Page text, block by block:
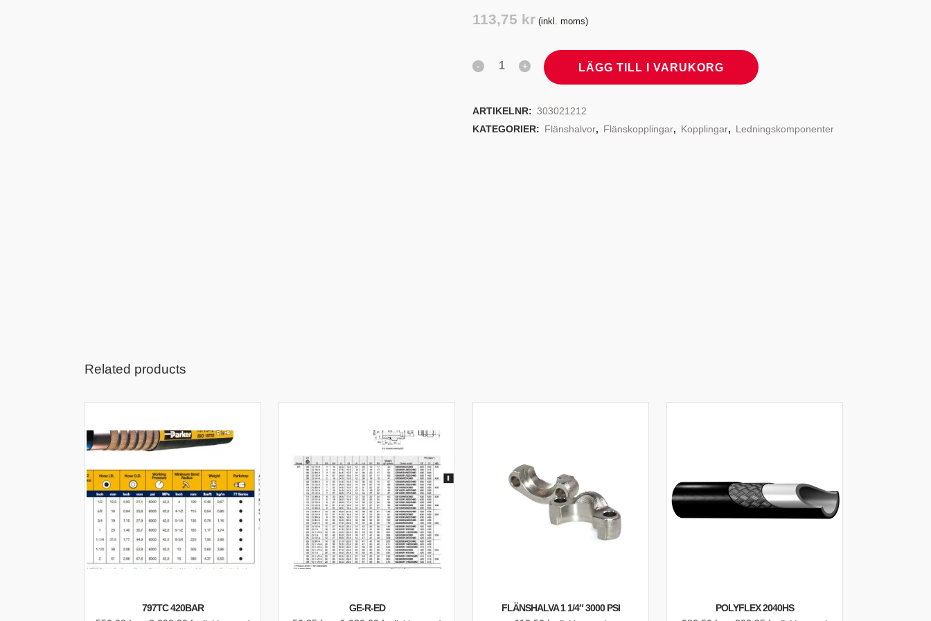
113,75 kr (inkl. moms)
LÄGG TILL I VARUKORG
ARTIKELNR: 303021212
KATEGORIER: Flänshalvor, Flänskopplingar, Kopplingar, Ledningskomponenter
Related products
797TC 420BAR
GE-R-ED
FLÄNSHALVA 1 1/4″ 3000 PSI
POLYFLEX 2040HS